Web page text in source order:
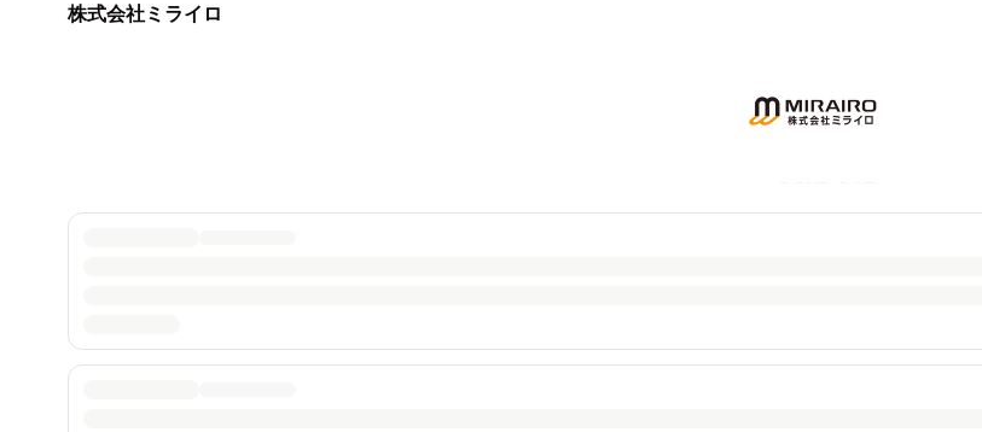
株式会社ミライロ